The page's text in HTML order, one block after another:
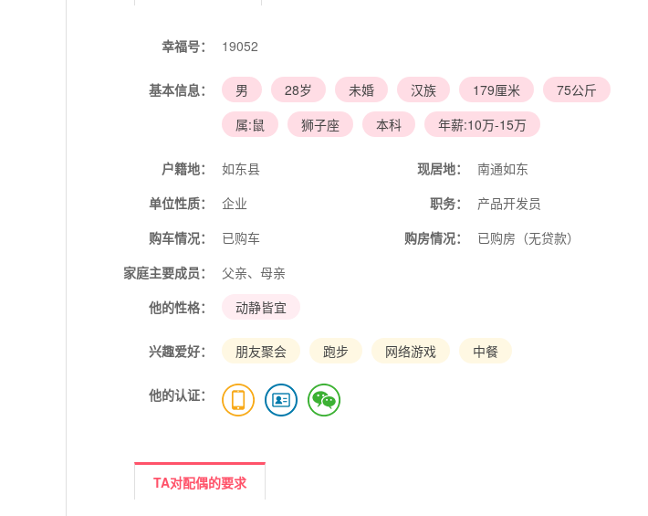
幸福号： 19052
基本信息： 男 28岁 未婚 汉族 179厘米
75公斤
属:鼠
狮子座 本科 年薪:10万-15万
户籍地： 如东县 现居地：
南通如东
单位性质：
企业 职务：
产品开发员
购车情况：
已购车 购房情况：
已购房（无贷款）
家庭主要成员：
父亲、母亲
他的性格：
动静皆宜
兴趣爱好： 朋友聚会 跑步 网络游戏 中餐
他的认证：
TA对配偶的要求